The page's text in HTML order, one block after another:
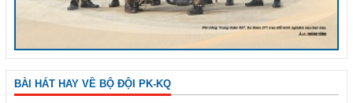
BÀI HÁT HAY VỀ BỘ ĐỘI PK-KQ